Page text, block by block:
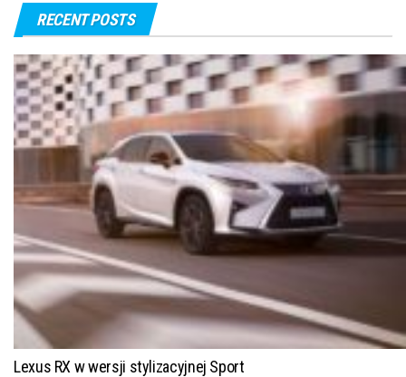
RECENT POSTS
Lexus RX w wersji stylizacyjnej Sport